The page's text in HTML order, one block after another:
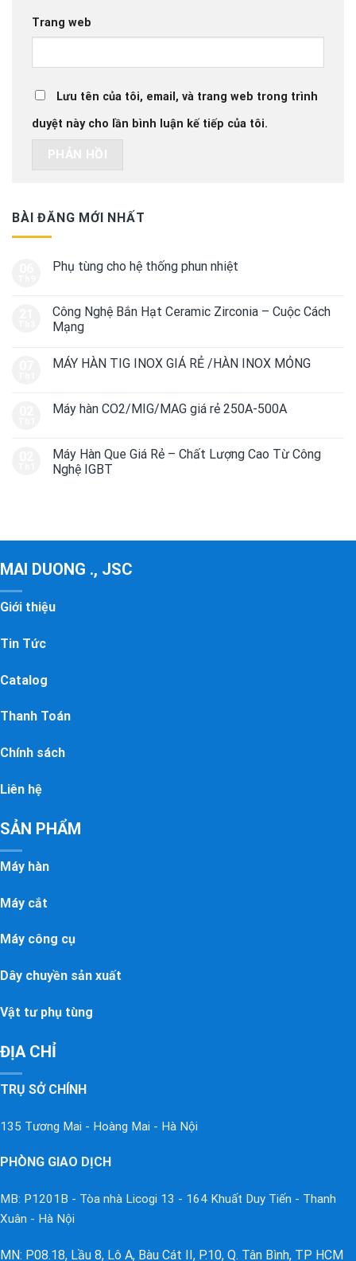
Trang web
Lưu tên của tôi, email, và trang web trong trình
duyệt này cho lần bình luận kế tiếp của tôi.
BÀI ĐĂNG MỚI NHẤT
Phụ tùng cho hệ thống phun nhiệt
Công Nghệ Bắn Hạt Ceramic Zirconia – Cuộc Cách
Mạng
MÁY HÀN TIG INOX GIÁ RẺ /HÀN INOX MỎNG
Máy hàn CO2/MIG/MAG giá rẻ 250A-500A
Máy Hàn Que Giá Rẻ – Chất Lượng Cao Từ Công
Nghệ IGBT
MAI DUONG ., JSC
Giới thiệu
Tin Tức
Catalog
Thanh Toán
Chính sách
Liên hệ
SẢN PHẨM
Máy hàn
Máy cắt
Máy công cụ
Dây chuyền sản xuất
Vật tư phụ tùng
ĐỊA CHỈ
TRỤ SỞ CHÍNH
135 Tương Mai - Hoàng Mai - Hà Nội
PHÒNG GIAO DỊCH
MB: P1201B - Tòa nhà Licogi 13 - 164 Khuất Duy Tiến - Thanh
Xuân - Hà Nội
MN: P08.18, Lầu 8, Lô A, Bàu Cát II, P.10, Q. Tân Bình, TP HCM